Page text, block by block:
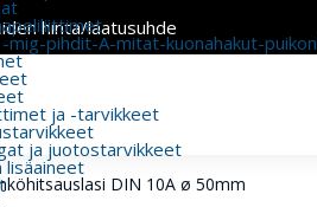
hinta/laatusuhde
mig-pihdit-A-mitat-kuonahakut-
ja -tarvikkeet
ja juotostarvikkeet
lisäaineet
DIN 10A ø 50mm